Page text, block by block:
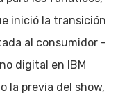
inició la transición
al consumidor -
digital en IBM
la previa del show,